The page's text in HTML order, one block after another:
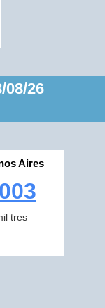
26
Aires
tres